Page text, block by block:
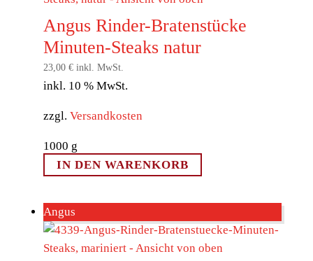
Angus Rinder-Bratenstücke
Minuten-Steaks natur
23,00 € inkl. MwSt.
inkl. 10 % MwSt.
zzgl. Versandkosten
1000 g
IN DEN WARENKORB
Angus